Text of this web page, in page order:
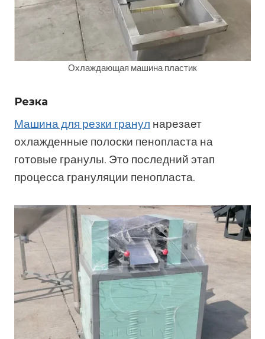
Охлаждающая машина пластик
Резка
Машина для резки гранул нарезает
охлажденные полоски пенопласта на
готовые гранулы. Это последний этап
процесса грануляции пенопласта.